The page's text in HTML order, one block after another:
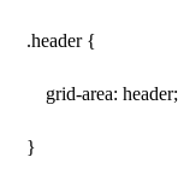
.header {
grid-area: header;
}